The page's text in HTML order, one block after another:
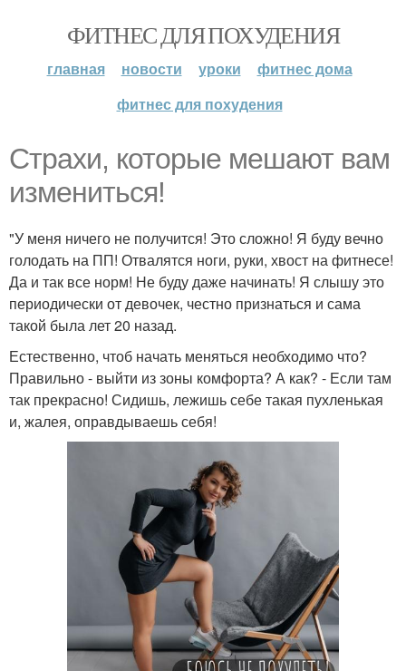
ФИТНЕС ДЛЯ ПОХУДЕНИЯ
главная новости уроки
фитнес дома
фитнес для похудения
Страхи, которые мешают вам
измениться!
"У меня ничего не получится! Это сложно! Я буду вечно
голодать на ПП! Отвалятся ноги, руки, хвост на фитнесе!
Да и так все норм! Не буду даже начинать! Я слышу это
периодически от девочек, честно признаться и сама
такой была лет 20 назад.
Естественно, чтоб начать меняться необходимо что?
Правильно - выйти из зоны комфорта? А как? - Если там
так прекрасно! Сидишь, лежишь себе такая пухленькая
и, жалея, оправдываешь себя!